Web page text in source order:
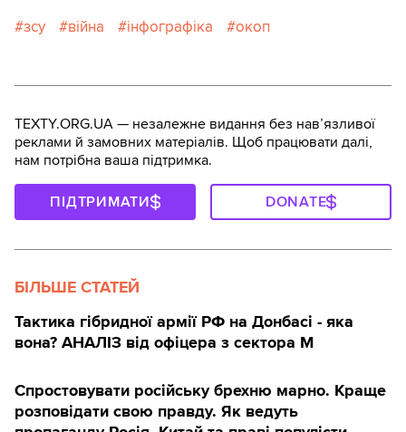
зсу війна інфографіка окоп
TEXTY.ORG.UA — незалежне видання без навʼязливої
реклами й замовних матеріалів. Щоб працювати далі,
нам потрібна ваша підтримка.
ПІДТРИМАТИ DONATE
БІЛЬШЕ СТАТЕЙ
Тактика гібридної армії РФ на Донбасі - яка
вона? АНАЛІЗ від офіцера з сектора М
Спростовувати російську брехню марно. Краще
розповідати свою правду. Як ведуть